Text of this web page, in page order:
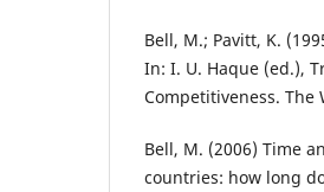
Bell, M.; Pavitt, K.
In: I. U. Haque (ed.),
Competitiveness. The
Bell, M. (2006) Time
countries: how long